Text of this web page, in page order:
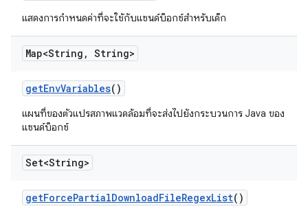
แสดงการกำหนดค่าที่จะใช้กับแซนด์บ็อกซ์สำหรับเด็ก
Map<String , String>
getEnvVariables()
แผนที่ของตัวแปรสภาพแวดล้อมที่จะส่งไปยังกระบวนการ Java ของ
แซนด์บ็อกซ์
Set<String>
getForcePartialDownloadFileRegexList()